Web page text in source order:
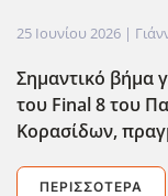
25 Ιουνίου 2026 |
Σημαντικό βήμα
του Final8 του
Κορασίδων,
ΠΕΡΙΣΣΌΤΕΡΑ